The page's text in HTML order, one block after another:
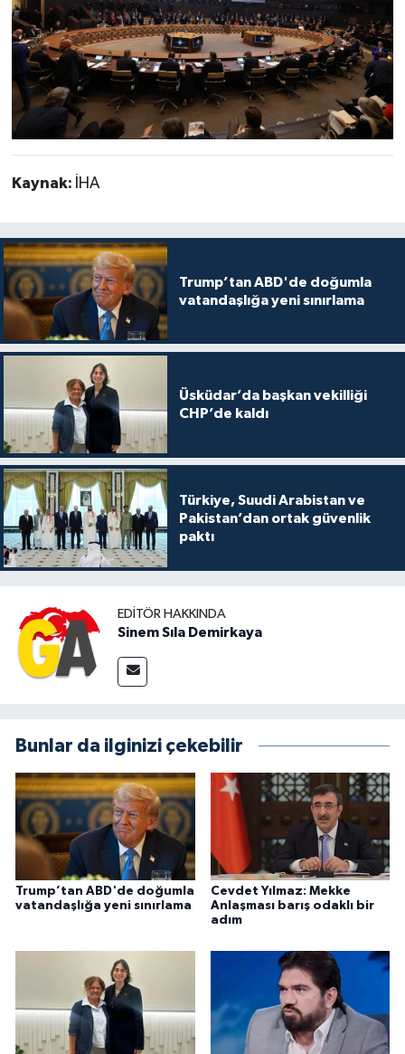
Kaynak: İHA
Trump’tan ABD'de doğumla
vatandaşlığa yeni sınırlama
Üsküdar’da başkan vekilliği
CHP’de kaldı
Türkiye, Suudi Arabistan ve
Pakistan’dan ortak güvenlik
paktı
EDITÖR HAKKINDA
Sinem Sıla Demirkaya
Bunlar da ilginizi çekebilir
Trump’tan ABD'de doğumla
vatandaşlığa yeni sınırlama
Cevdet Yılmaz: Mekke
Anlaşması barış odaklı bir
adım